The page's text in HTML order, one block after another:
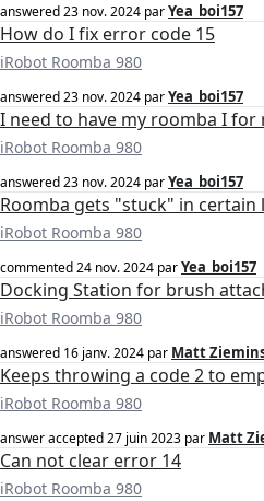
answered23 nov. 2024 parYea_boi157
How do I fix error code 15
iRobot Roomba 980
answered23 nov. 2024 parYea_boi157
I need to have my roomba I for
iRobot Roomba 980
answered23 nov. 2024 parYea_boi157
Roomba gets "stuck" in certain
iRobot Roomba 980
commented24 nov. 2024 parYea_boi157
Docking Station for brush
iRobot Roomba 980
answered 16 janv. 2024 par Matt
Keeps throwing a code 2 to
iRobot Roomba 980
answer accepted27 juin 2023 par Matt
Can not clear error 14
iRobot Roomba 980